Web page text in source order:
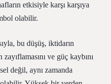
etkisiyle karşı karşıya
olabilir.
bu düşüş, iktidarın
zayıflamasını ve güç kaybını
değil, aynı zamanda